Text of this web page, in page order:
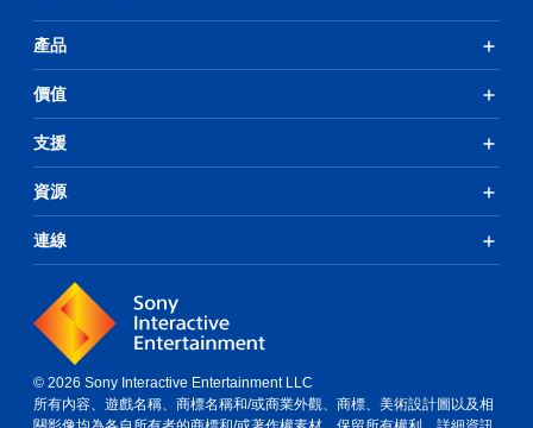
產品
價值
支援
資源
連線
© 2026 Sony Interactive Entertainment LLC
所有內容、遊戲名稱、商標名稱和/或商業外觀、商標、美術設計圖以及相